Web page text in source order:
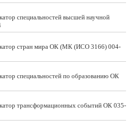
специальностей высшей научной
стран мира ОК (МК (ИСО 3166) 004-
специальностей по образованию ОК
трансформационных событий ОК 035-